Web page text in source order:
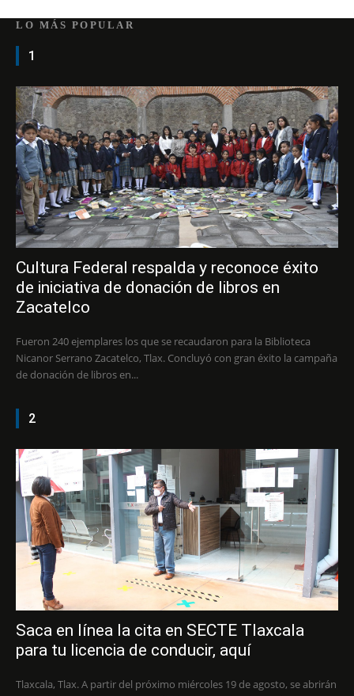
LO MÁS POPULAR
1
Cultura Federal respalda y reconoce éxito
de iniciativa de donación de libros en
Zacatelco
Fueron 240 ejemplares los que se recaudaron para la Biblioteca
Nicanor Serrano Zacatelco, Tlax. Concluyó con gran éxito la campaña
de donación de libros en...
2
Saca en línea la cita en SECTE Tlaxcala
para tu licencia de conducir, aquí
Tlaxcala, Tlax. A partir del próximo miércoles 19 de agosto, se abrirán